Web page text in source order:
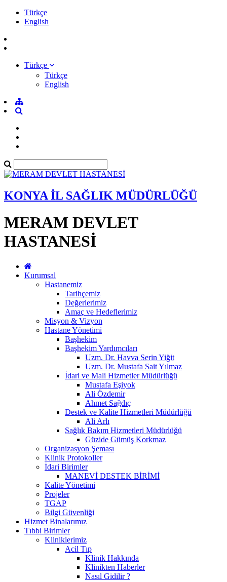
Türkçe
English
Türkçe
Türkçe
English
KONYA İL SAĞLIK MÜDÜRLÜĞÜ
MERAM DEVLET
HASTANESİ
Kurumsal
Hastanemiz
Tarihçemiz
Değerlerimiz
Amaç ve Hedeflerimiz
Misyon & Vizyon
Hastane Yönetimi
Başhekim
Başhekim Yardımcıları
Uzm. Dr. Havva Serin Yiğit
Uzm. Dr. Mustafa Sait Yılmaz
İdari ve Mali Hizmetler Müdürlüğü
Mustafa Eşiyok
Ali Özdemir
Ahmet Sağdıç
Destek ve Kalite Hizmetleri Müdürlüğü
Ali Arlı
Sağlık Bakım Hizmetleri Müdürlüğü
Güzide Gümüş Korkmaz
Organizasyon Şeması
Klinik Protokoller
İdari Birimler
MANEVİ DESTEK BİRİMİ
Kalite Yönetimi
Projeler
TGAP
Bilgi Güvenliği
Hizmet Binalarımız
Tıbbi Birimler
Kliniklerimiz
Acil Tıp
Klinik Hakkında
Klinikten Haberler
Nasıl Gidilir ?